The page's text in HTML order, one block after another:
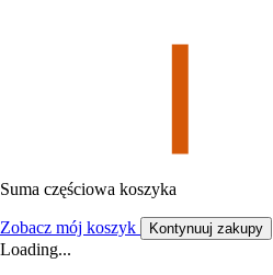
Suma częściowa koszyka
Zobacz mój koszyk Kontynuuj zakupy
Loading...